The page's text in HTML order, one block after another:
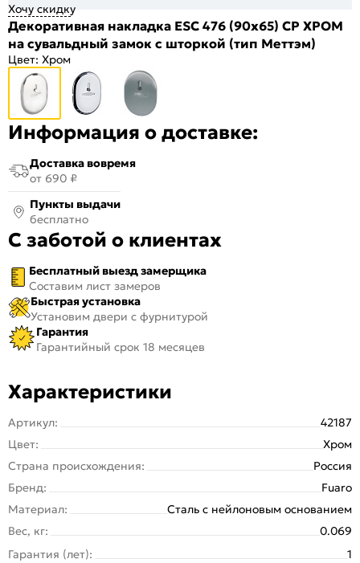
Хочу скидку
Декоративная накладка ESC 476 (90х65) СP ХРОМ
на сувальдный замок с шторкой (тип Меттэм)
Цвет: Хром
Информация о доставке:
Доставка вовремя
от 690 ₽
Пункты выдачи
бесплатно
С заботой о клиентах
Бесплатный выезд замерщика
Составим лист замеров
Быстрая установка
Установим двери с фурнитурой
Гарантия
Гарантийный срок 18 месяцев
Характеристики
Артикул:
42187
Цвет:
Хром
Страна происхождения:
Россия
Бренд:
Fuaro
Материал:
Сталь с нейлоновым основанием
Вес, кг:
0.069
Гарантия (лет):
1